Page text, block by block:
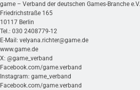
game – Verband der deutschen Games-Branche e.V.
Friedrichstraße 165
10117 Berlin
Tel.: 030 2408779-12
E-Mail: velyana.richter@game.de
www.game.de
X: @game_verband
Facebook.com/game.verband
Instagram: game_verband
Facebook.com/game.verband